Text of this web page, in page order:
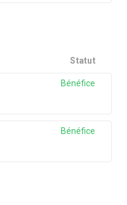
Statut
Bénéfice
Bénéfice